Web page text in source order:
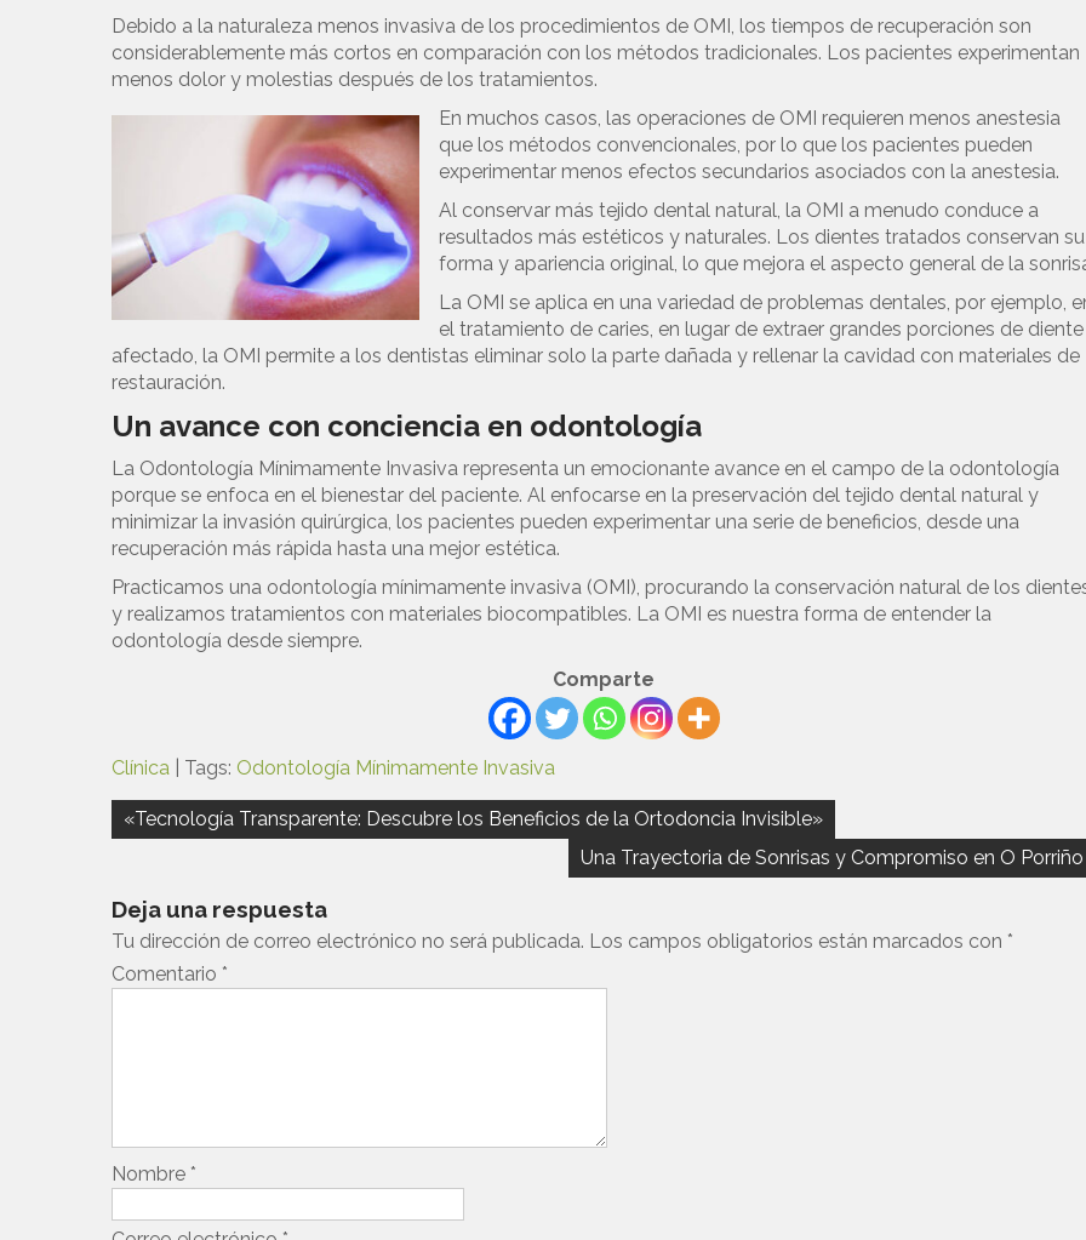
Debido a la naturaleza menos invasiva de los procedimientos de OMI, los tiempos de recuperación son
considerablemente más cortos en comparación con los métodos tradicionales. Los pacientes experimentan
menos dolor y molestias después de los tratamientos.
En muchos casos, las operaciones de OMI requieren menos anestesia
que los métodos convencionales, por lo que los pacientes pueden
experimentar menos efectos secundarios asociados con la anestesia.
Al conservar más tejido dental natural, la OMI a menudo conduce a
resultados más estéticos y naturales. Los dientes tratados conservan su
forma y apariencia original, lo que mejora el aspecto general de la
La OMI se aplica en una variedad de problemas dentales, por ejemplo,
el tratamiento de caries, en lugar de extraer grandes porciones de diente
afectado, la OMI permite a los dentistas eliminar solo la parte dañada y rellenar la cavidad con materiales de
restauración.
Un avance con conciencia en odontología
La Odontología Mínimamente Invasiva representa un emocionante avance en el campo de la odontología
porque se enfoca en el bienestar del paciente. Al enfocarse en la preservación del tejido dental natural y
minimizar la invasión quirúrgica, los pacientes pueden experimentar una serie de beneficios, desde una
recuperación más rápida hasta una mejor estética.
Practicamos una odontología mínimamente invasiva (OMI), procurando la conservación natural de los
y realizamos tratamientos con materiales biocompatibles. La OMI es nuestra forma de entender la
odontología desde siempre.
Comparte
Clínica | Tags: Odontología Mínimamente Invasiva
Navegación
«Tecnología Transparente: Descubre los Beneficios de la Ortodoncia Invisible»
Una Trayectoria de Sonrisas y Compromiso en O Porriño
Deja una respuesta
Tu dirección de correo electrónico no será publicada. Los campos obligatorios están marcados con *
Comentario *
Nombre *